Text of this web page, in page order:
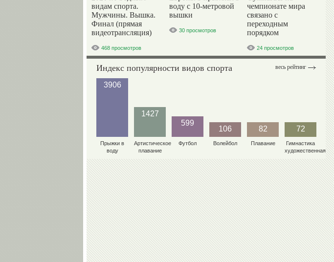
видам спорта.
Мужчины. Вышка.
Финал (прямая
видеотрансляция)
468 просмотров
воду с 10-метровой
вышки
30 просмотров
чемпионате мира
связано с
переходным
порядком
24 просмотров
весь рейтинг
Индекс популярности видов спорта
3906
Прыжки в
воду
1427
Артистическое
плавание
599
Футбол
106
Волейбол
82
Плавание
72
Гимнастика
художественная